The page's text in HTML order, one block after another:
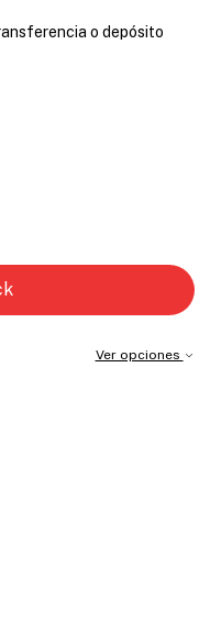
o depósito
Ver opciones